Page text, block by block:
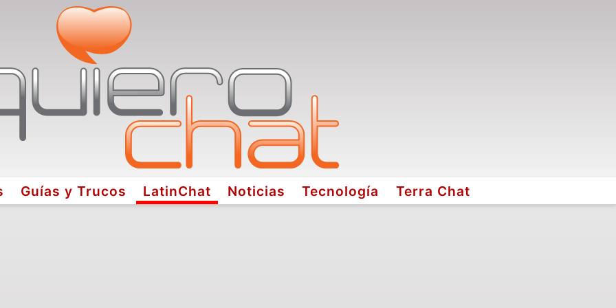
Guías y Trucos LatinChat Noticias Tecnología Terra Chat